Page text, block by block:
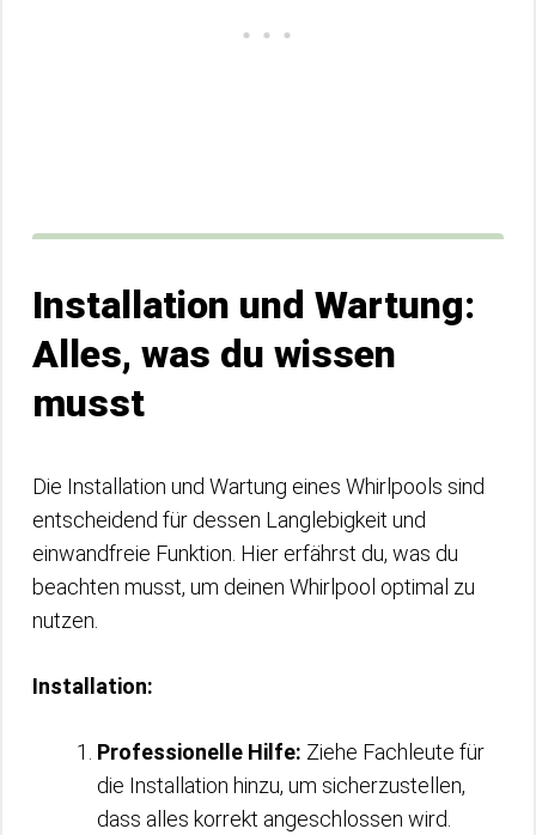
Installation und Wartung:
Alles, was du wissen
musst
Die Installation und Wartung eines Whirlpools sind
entscheidend für dessen Langlebigkeit und
einwandfreie Funktion. Hier erfährst du, was du
beachten musst, um deinen Whirlpool optimal zu
nutzen.
Installation:
Professionelle Hilfe: Ziehe Fachleute für
die Installation hinzu, um sicherzustellen,
dass alles korrekt angeschlossen wird.